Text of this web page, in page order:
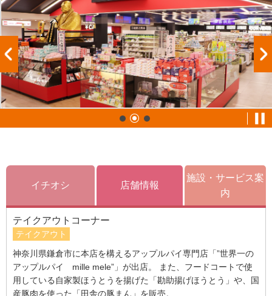
イチオシ 店舗情報
施設・サービス案
内
テイクアウトコーナー
テイクアウト
神奈川県鎌倉市に本店を構えるアップルパイ専門店「”世界一の
アップルパイ mille mele”」が出店。 また、フードコートで使
用している自家製ほうとうを揚げた「勘助揚げほうとう」や、国
産豚肉を使った「田舎の豚まん」を販売。